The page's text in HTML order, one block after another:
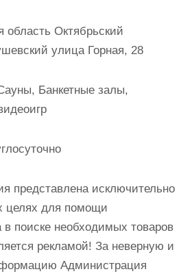
область Октябрьский
улица Горная, 28
Банкетные залы,
представлена исключительно
целях для помощи
в поиске необходимых товаров
рекламой! За неверную и
Администрация